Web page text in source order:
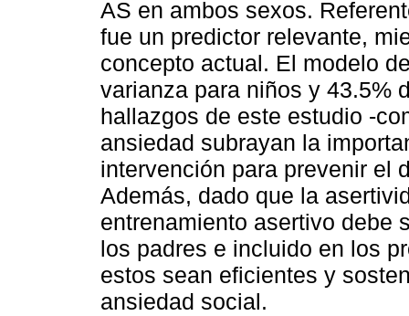
AS en ambos sexos.
fue un predictor relevante,
concepto actual. El modelo
varianza para niños y 43.5%
hallazgos de este estudio -
ansiedad subrayan la
intervención para prevenir el
Además, dado que la
entrenamiento asertivo debe
los padres e incluido en los
estos sean eficientes y
ansiedad social.